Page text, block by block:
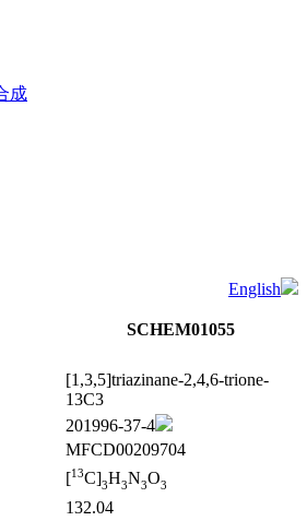
成
English
SCHEM01055
[1,3,5]triazinane-2,4,6-trione-
13C3
201996-37-4
MFCD00209704
[13C]3H3N3O3
132.04